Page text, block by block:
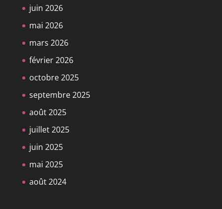
juin 2026
mai 2026
mars 2026
février 2026
octobre 2025
septembre 2025
août 2025
juillet 2025
juin 2025
mai 2025
août 2024